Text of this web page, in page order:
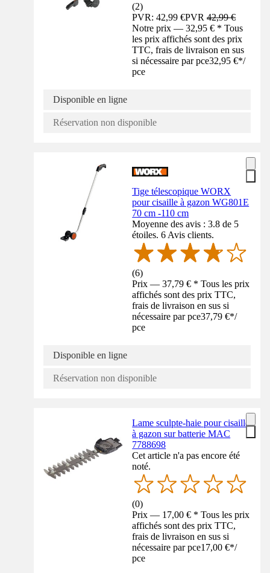
(2)
PVR: 42,99 €PVR42,99 €
Notre prix — 32,95 € * Tous
les prix affichés sont des prix
TTC, frais de livraison en sus
si nécessaire par pce32,95 €*/
pce
Disponible en ligne
Réservation non disponible
Tige télescopique WORX
pour cisaille à gazon WG801E
70 cm -110 cm
Moyenne des avis : 3.8 de 5
étoiles. 6 Avis clients.
(6)
Prix — 37,79 € * Tous les prix
affichés sont des prix TTC,
frais de livraison en sus si
nécessaire par pce37,79 €*/
pce
Disponible en ligne
Réservation non disponible
Lame sculpte-haie pour cisaille
à gazon sur batterie MAC
7788698
Cet article n'a pas encore été
noté.
(0)
Prix — 17,00 € * Tous les prix
affichés sont des prix TTC,
frais de livraison en sus si
nécessaire par pce17,00 €*/
pce